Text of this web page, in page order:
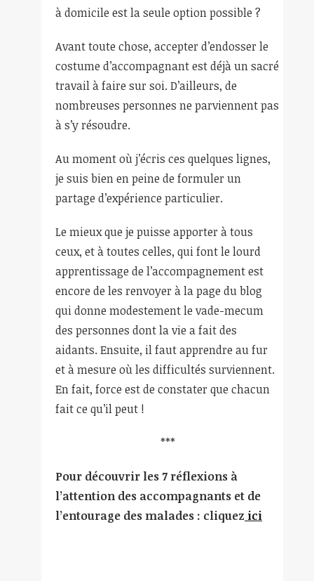
à domicile est la seule option possible ?
Avant toute chose, accepter d’endosser le
costume d’accompagnant est déjà un sacré
travail à faire sur soi. D’ailleurs, de
nombreuses personnes ne parviennent pas
à s’y résoudre.
Au moment où j’écris ces quelques lignes,
je suis bien en peine de formuler un
partage d’expérience particulier.
Le mieux que je puisse apporter à tous
ceux, et à toutes celles, qui font le lourd
apprentissage de l’accompagnement est
encore de les renvoyer à la page du blog
qui donne modestement le vade-mecum
des personnes dont la vie a fait des
aidants. Ensuite, il faut apprendre au fur
et à mesure où les difficultés surviennent.
En fait, force est de constater que chacun
fait ce qu’il peut !
***
Pour découvrir les 7 réflexions à
l’attention des accompagnants et de
l’entourage des malades : cliquez ici